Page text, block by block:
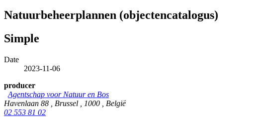
Natuurbeheerplannen (objectencatalogus)
Simple
Date
2023-11-06
producer
Agentschap voor Natuur en Bos
Havenlaan 88 , Brussel , 1000 , België
02 553 81 02